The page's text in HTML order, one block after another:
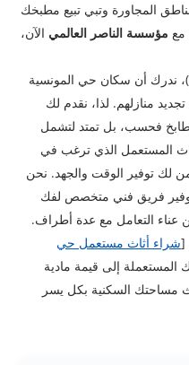
المجاورة وتبي تبيع مطبخك
مع مؤسسة الناصر العالمي الآن،
ندرك أن سكان حي المونسية
منازلهم. لذا، نقدم لك
فحسب، بل تمتد لتشمل
المستعمل الذي ترغب في
لك توفير الوقت والجهد. نحن
توفير فريق فني متخصص لفك
عناء التعامل مع عدة أطراف.
[شراء أثاث مستعمل حي
إلى قيمة مادية
السكنية بكل يسر